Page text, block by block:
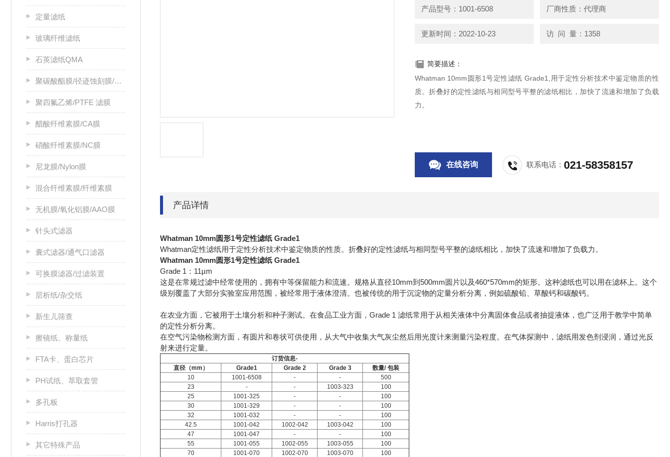
定量滤纸
玻璃纤维滤纸
石英滤纸QMA
聚碳酸酯膜/径迹蚀刻膜/PC膜
聚四氟乙烯/PTFE 滤膜
醋酸纤维素膜/CA膜
硝酸纤维素膜/NC膜
尼龙膜/Nylon膜
混合纤维素膜/纤维素膜
无机膜/氧化铝膜/AAO膜
针头式滤器
囊式滤器/通气口滤器
可换膜滤器/过滤装置
层析纸/杂交纸
新生儿筛查
擦镜纸、称量纸
FTA卡、蛋白芯片
PH试纸、萃取套管
多孔板
Harris打孔器
其它特殊产品
产品型号：1001-6508 厂商性质：代理商
更新时间：2022-10-23 访 问 量：1358
简要描述：
Whatman 10mm圆形1号定性滤纸 Grade1,用于定性分析技术中鉴定物质的性
质。折叠好的定性滤纸与相同型号平整的滤纸相比，加快了流速和增加了负载
力。
在线咨询 联系电话：021-58358157
产品详情
Whatman 10mm圆形1号定性滤纸 Grade1
Whatman定性滤纸用于定性分析技术中鉴定物质的性质。折叠好的定性滤纸与相同型号平整的滤纸相比，加快了流速和增加了负载力。
Whatman 10mm圆形1号定性滤纸 Grade1
Grade 1：11µm
这是在常规过滤中经常使用的，拥有中等保留能力和流速。规格从直径10mm到500mm圆片以及460*570mm的矩形。这种滤纸也可以用在滤杯上。这个
级别覆盖了大部分实验室应用范围，被经常用于液体澄清。也被传统的用于沉淀物的定量分析分离，例如硫酸铅、草酸钙和碳酸钙。
在农业方面，它被用于土壤分析和种子测试。在食品工业方面，Grade 1 滤纸常用于从相关液体中分离固体食品或者抽提液体，也广泛用于教学中简单
的定性分析分离。
在空气污染物检测方面，有圆片和卷状可供使用，从大气中收集大气灰尘然后用光度计来测量污染程度。在气体探测中，滤纸用发色剂浸润，通过光反
射来进行定量。
订货信息-
直径（mm）
Grade1 Grade 2 Grade 3
数量/ 包装
10
1001-6508 - -
500
23
- - 1003-323
100
25
1001-325 - -
100
30
1001-329 - -
100
32
1001-032 - -
100
42.5
1001-042 1002-042 1003-042
100
47
1001-047 - -
100
55
1001-055 1002-055 1003-055
100
70
1001-070 1002-070 1003-070
100